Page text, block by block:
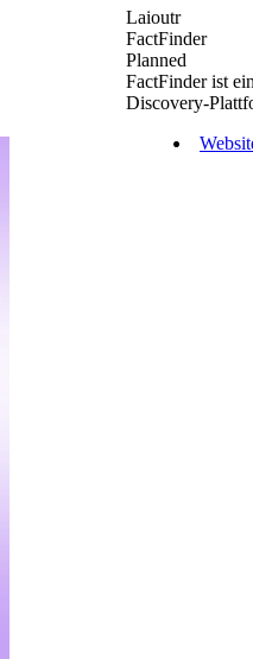
Laioutr
FactFinder
Planned
FactFinder ist
Discovery-